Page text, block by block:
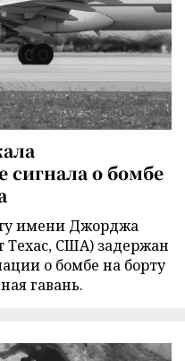
сигнала о бомбе
имени Джорджа
Техас, США) задержан
о бомбе на борту
гавань.